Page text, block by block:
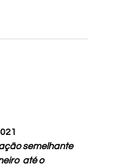
semelhante
até o